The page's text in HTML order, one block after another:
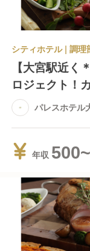
【大宮駅近く
ロジェクト！
パレスホテル
年収